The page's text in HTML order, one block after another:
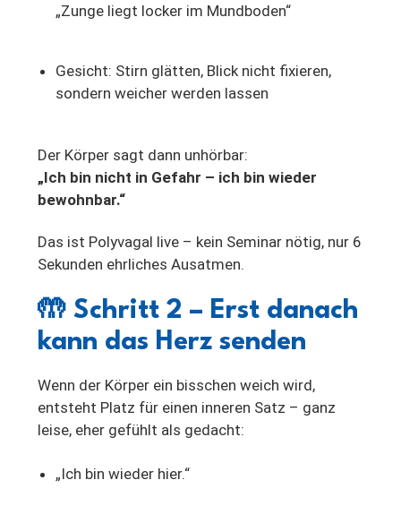
„Zunge liegt locker im Mundboden“
Gesicht: Stirn glätten, Blick nicht fixieren,
sondern weicher werden lassen
Der Körper sagt dann unhörbar:
„Ich bin nicht in Gefahr – ich bin wieder
bewohnbar.“
Das ist Polyvagal live – kein Seminar nötig, nur 6
Sekunden ehrliches Ausatmen.
🤲 Schritt 2 – Erst danach
kann das Herz senden
Wenn der Körper ein bisschen weich wird,
entsteht Platz für einen inneren Satz – ganz
leise, eher gefühlt als gedacht:
„Ich bin wieder hier.“